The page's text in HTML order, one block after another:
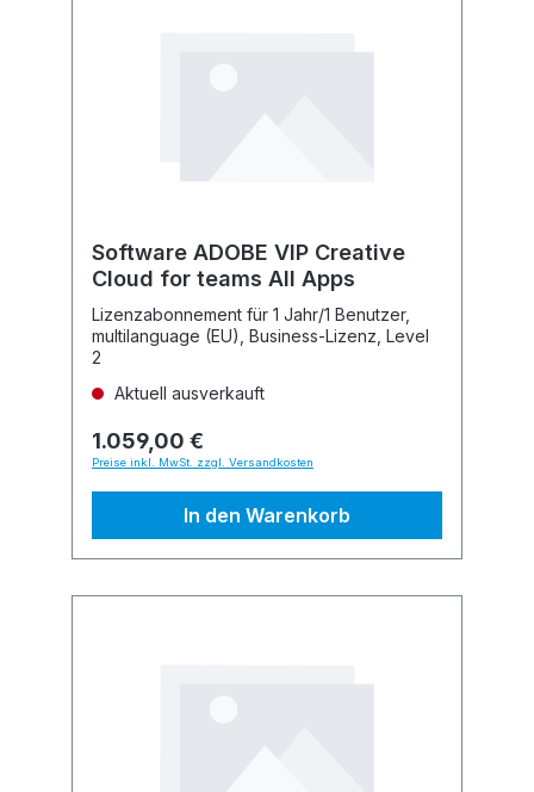
Software ADOBE VIP Creative
Cloud for teams All Apps
Lizenzabonnement für 1 Jahr/1 Benutzer,
multilanguage (EU), Business-Lizenz, Level
2
Aktuell ausverkauft
1.059,00 €
Preise inkl. MwSt. zzgl. Versandkosten
In den Warenkorb